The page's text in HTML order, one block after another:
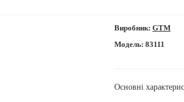
Виробник: GTM
Модель: 83111
Основні